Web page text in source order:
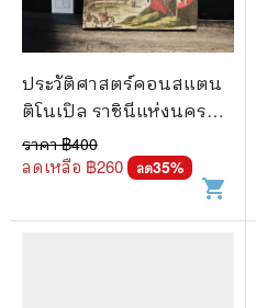
ประวัติศาสตร์คอนสแตน
ติโนเปิล ราชินีแห่งนครทั้ง
มวล - ชาครีย์นรทิพย์ เสวิ
กุล
ราคา ฿400
ลดเหลือ ฿260 ลด35%
shopping_cart